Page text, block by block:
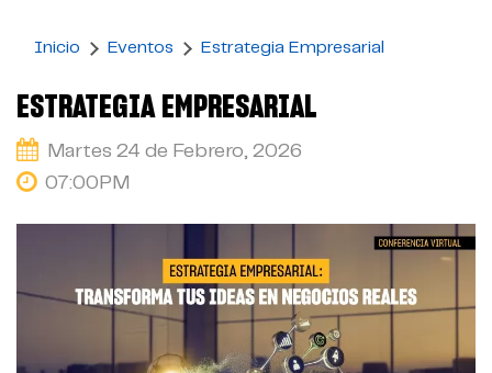
Inicio Eventos Estrategia Empresarial
ESTRATEGIA EMPRESARIAL
Martes 24 de Febrero, 2026
07:00PM